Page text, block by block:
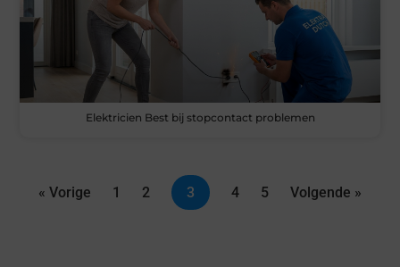
Elektricien Best bij stopcontact problemen
« Vorige 1 2 3 4 5 Volgende »